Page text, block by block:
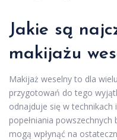
Jakie są
makijażu
Makijaż weselny to dla
przygotowań do tego
odnajduje się w
popełniania
mogą wpłynąć na